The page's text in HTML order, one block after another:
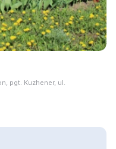
pgt. Kuzhener, ul.